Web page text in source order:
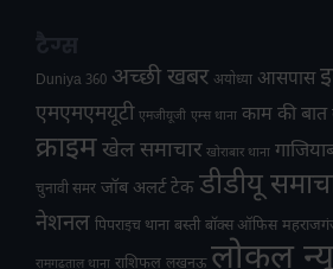
Duniya 360 अच्छी खबर अयोध्या आसपास
एमएमएमयूटी एमजीयूजी एम्स थाना काम की बात
क्राइमखेल समाचार खोराबार थाना
चुनावी समर जॉब अलर्ट टेक डीडीयू
नेशनल पिपराइच थाना बस्ती बॉक्स ऑफिस
रामगढ़ताल थाना राशिफल लखनऊ लोकल